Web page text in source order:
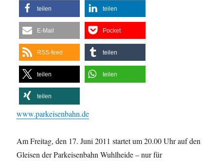
teilen teilen
E-Mail Pocket
RSS-feed teilen
teilen teilen
teilen
www.parkeisenbahn.de
Am Freitag, den 17. Juni 2011 startet um 20.00 Uhr auf den
Gleisen der Parkeisenbahn Wuhlheide – nur für